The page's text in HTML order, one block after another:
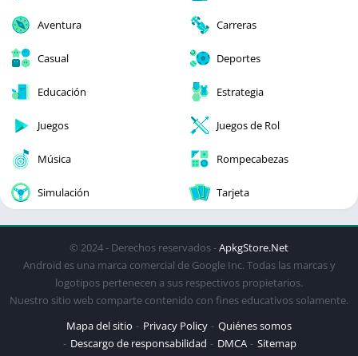
Aventura Carreras
Casual Deportes
Educación Estrategia
Juegos Juegos de Rol
Música Rompecabezas
Simulación Tarjeta
© 2024 - Derechos reservados -ApkgStore.Net
Android es una marca comercial de Google Inc. Todas las marcas y
logotipos pertenecen a sus respectivos propietarios.
Nuestro sitio web comparte contenido con fines educativos solamente.
Mapa del sitio
Privacy Policy
Quiénes somos
Descargo de responsabilidad
DMCA Sitemap